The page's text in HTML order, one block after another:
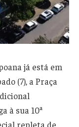
já está em
(7), a Praça
à sua 10ª
repleta de